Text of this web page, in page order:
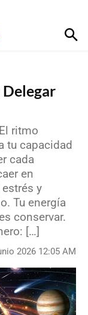
ritmo
tu capacidad
cada
en
y
Tu energía
conservar.
[…]
2026 12:05 AM